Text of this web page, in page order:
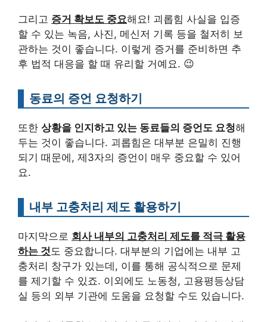
그리고 증거 확보도 중요해요! 괴롭힘 사실을 입증
할 수 있는 녹음, 사진, 메신저 기록 등을 철저히 보
관하는 것이 좋습니다. 이렇게 증거를 준비하면 추
후 법적 대응을 할 때 유리할 거예요. 😉
동료의 증언 요청하기
또한 상황을 인지하고 있는 동료들의 증언도 요청해
두는 것이 좋습니다. 괴롭힘은 대부분 은밀히 진행
되기 때문에, 제3자의 증언이 매우 중요할 수 있어
요.
내부 고충처리 제도 활용하기
마지막으로 회사 내부의 고충처리 제도를 적극 활용
하는 것 도 중요합니다. 대부분의 기업에는 내부 고
충처리 창구가 있는데, 이를 통해 공식적으로 문제
를 제기할 수 있죠. 이외에도 노동청, 고용평등상담
실 등의 외부 기관에 도움을 요청할 수도 있습니다.